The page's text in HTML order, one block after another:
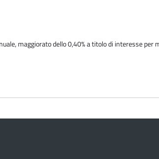
maggiorato dello 0,40% a titolo di interesse